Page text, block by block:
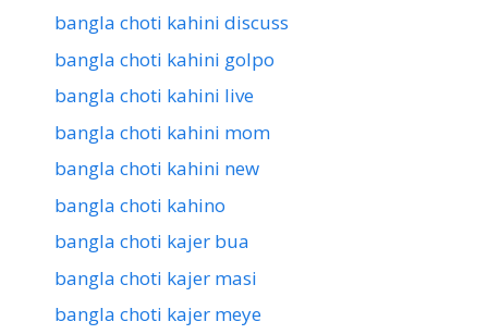
bangla choti kahini discuss
bangla choti kahini golpo
bangla choti kahini live
bangla choti kahini mom
bangla choti kahini new
bangla choti kahino
bangla choti kajer bua
bangla choti kajer masi
bangla choti kajer meye